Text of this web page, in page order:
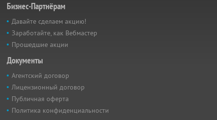
Бизнес-Партнёрам
Давайте сделаем акцию!
Заработайте, как Вебмастер
Прошедшие акции
Документы
Агентский договор
Лицензионный договор
Публичная оферта
Политика конфиденциальности